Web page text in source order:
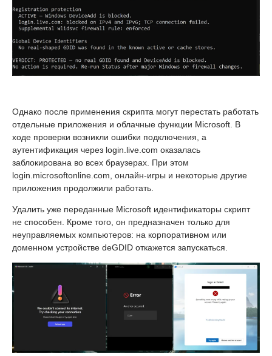
Однако после применения скрипта могут перестать работать
отдельные приложения и облачные функции Microsoft. В
ходе проверки возникли ошибки подключения, а
аутентификация через login.live.com оказалась
заблокирована во всех браузерах. При этом
login.microsoftonline.com, онлайн-игры и некоторые другие
приложения продолжили работать.
Удалить уже переданные Microsoft идентификаторы скрипт
не способен. Кроме того, он предназначен только для
неуправляемых компьютеров: на корпоративном или
доменном устройстве deGDID откажется запускаться.